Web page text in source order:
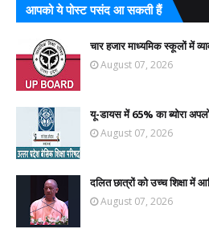
आपको ये पोस्ट पसंद आ सकती हैं
चार हजार माध्यमिक स्कूलों में
August 07, 2026
यू-डायस में 65% का ब्योरा
August 07, 2026
दलित छात्रों को उच्च शिक्षा में
August 07, 2026